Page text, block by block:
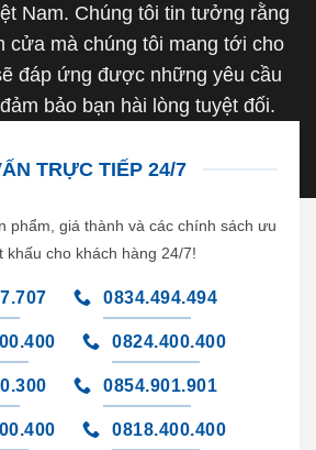
Nam. Chúng tôi tin tưởng rằng
cửa mà chúng tôi mang tới cho
đáp ứng được những yêu cầu
bảo bạn hài lòng tuyệt đối.
TRỰC TIẾP 24/7
phẩm, giá thành và các chính sách ưu
khấu cho khách hàng 24/7!
0834.494.494
0824.400.400
0854.901.901
0818.400.400